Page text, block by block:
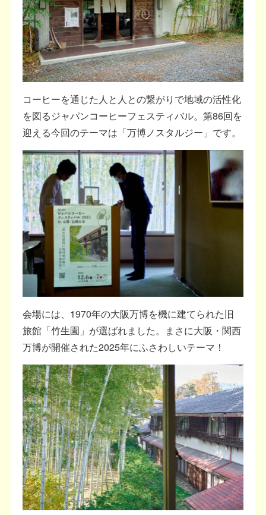
コーヒーを通じた人と人との繋がりで地域の活性化
を図るジャパンコーヒーフェスティバル。第86回を
迎える今回のテーマは「万博ノスタルジー」です。
会場には、1970年の大阪万博を機に建てられた旧
旅館「竹生園」が選ばれました。まさに大阪・関西
万博が開催された2025年にふさわしいテーマ！